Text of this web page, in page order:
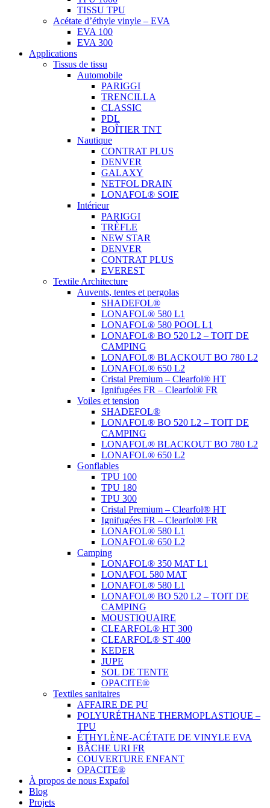
TISSU TPU
Acétate d’éthyle vinyle – EVA
EVA 100
EVA 300
Applications
Tissus de tissu
Automobile
PARIGGI
TRENCILLA
CLASSIC
PDL
BOÎTIER TNT
Nautique
CONTRAT PLUS
DENVER
GALAXY
NETFOL DRAIN
LONAFOL® SOIE
Intérieur
PARIGGI
TRÈFLE
NEW STAR
DENVER
CONTRAT PLUS
EVEREST
Textile Architecture
Auvents, tentes et pergolas
SHADEFOL®
LONAFOL® 580 L1
LONAFOL® 580 POOL L1
LONAFOL® BO 520 L2 – TOIT DE
CAMPING
LONAFOL® BLACKOUT BO 780 L2
LONAFOL® 650 L2
Cristal Premium – Clearfol® HT
Ignifugées FR – Clearfol® FR
Voiles et tension
SHADEFOL®
LONAFOL® BO 520 L2 – TOIT DE
CAMPING
LONAFOL® BLACKOUT BO 780 L2
LONAFOL® 650 L2
Gonflables
TPU 100
TPU 180
TPU 300
Cristal Premium – Clearfol® HT
Ignifugées FR – Clearfol® FR
LONAFOL® 580 L1
LONAFOL® 650 L2
Camping
LONAFOL® 350 MAT L1
LONAFOL 580 MAT
LONAFOL® 580 L1
LONAFOL® BO 520 L2 – TOIT DE
CAMPING
MOUSTIQUAIRE
CLEARFOL® HT 300
CLEARFOL® ST 400
KEDER
JUPE
SOL DE TENTE
OPACITE®
Textiles sanitaires
AFFAIRE DE PU
POLYURÉTHANE THERMOPLASTIQUE –
TPU
ÉTHYLÈNE-ACÉTATE DE VINYLE EVA
BÂCHE URI FR
COUVERTURE ENFANT
OPACITE®
À propos de nous Expafol
Blog
Projets